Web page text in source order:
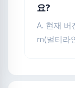
요?
A. 현재 버
m(멀티라